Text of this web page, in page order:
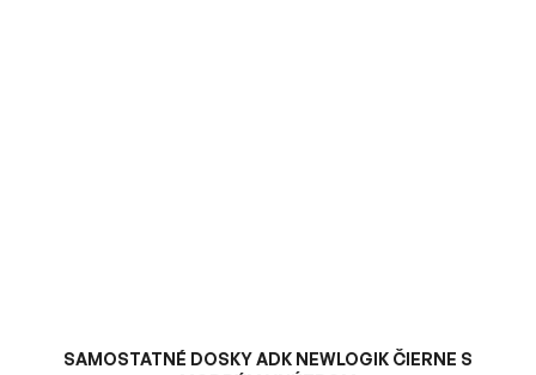
SAMOSTATNÉ DOSKY ADK NEWLOGIK ČIERNE S